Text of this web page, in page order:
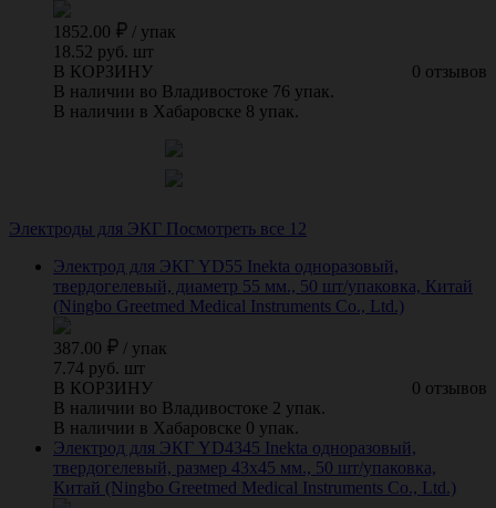
1852.00 / упак
18.52 руб. шт
0 отзывов
В КОРЗИНУ
В наличии во Владивостоке 76 упак.
В наличии в Хабаровске 8 упак.
Электроды для ЭКГ Посмотреть все 12
Электрод для ЭКГ YD55 Inekta одноразовый,
твердогелевый, диаметр 55 мм., 50 шт/упаковка, Китай
(Ningbo Greetmed Medical Instruments Co., Ltd.)
387.00 / упак
7.74 руб. шт
0 отзывов
В КОРЗИНУ
В наличии во Владивостоке 2 упак.
В наличии в Хабаровске 0 упак.
Электрод для ЭКГ YD4345 Inekta одноразовый,
твердогелевый, размер 43х45 мм., 50 шт/упаковка,
Китай (Ningbo Greetmed Medical Instruments Co., Ltd.)